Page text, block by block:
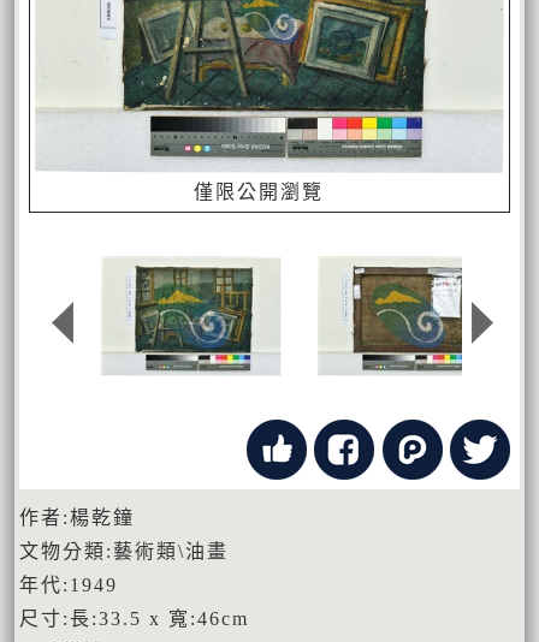
僅限公開瀏覽
作者:楊乾鐘
文物分類:藝術類\油畫
年代:1949
尺寸:長:33.5 x 寬:46cm